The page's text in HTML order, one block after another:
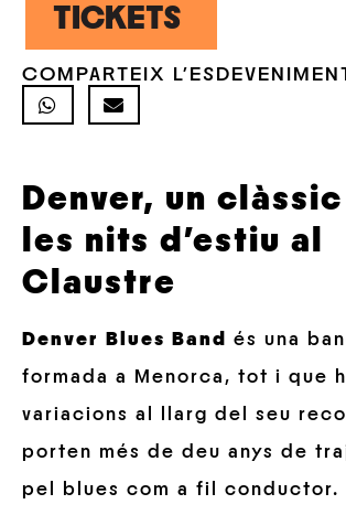
TICKETS
COMPARTEIX
Denver, un
les nits d’estiu al
Claustre
Denver Blues Band
és una
formada a Menorca, tot i que
variacions al llarg del seu
porten més de deu anys de
pel blues com a fil conductor.